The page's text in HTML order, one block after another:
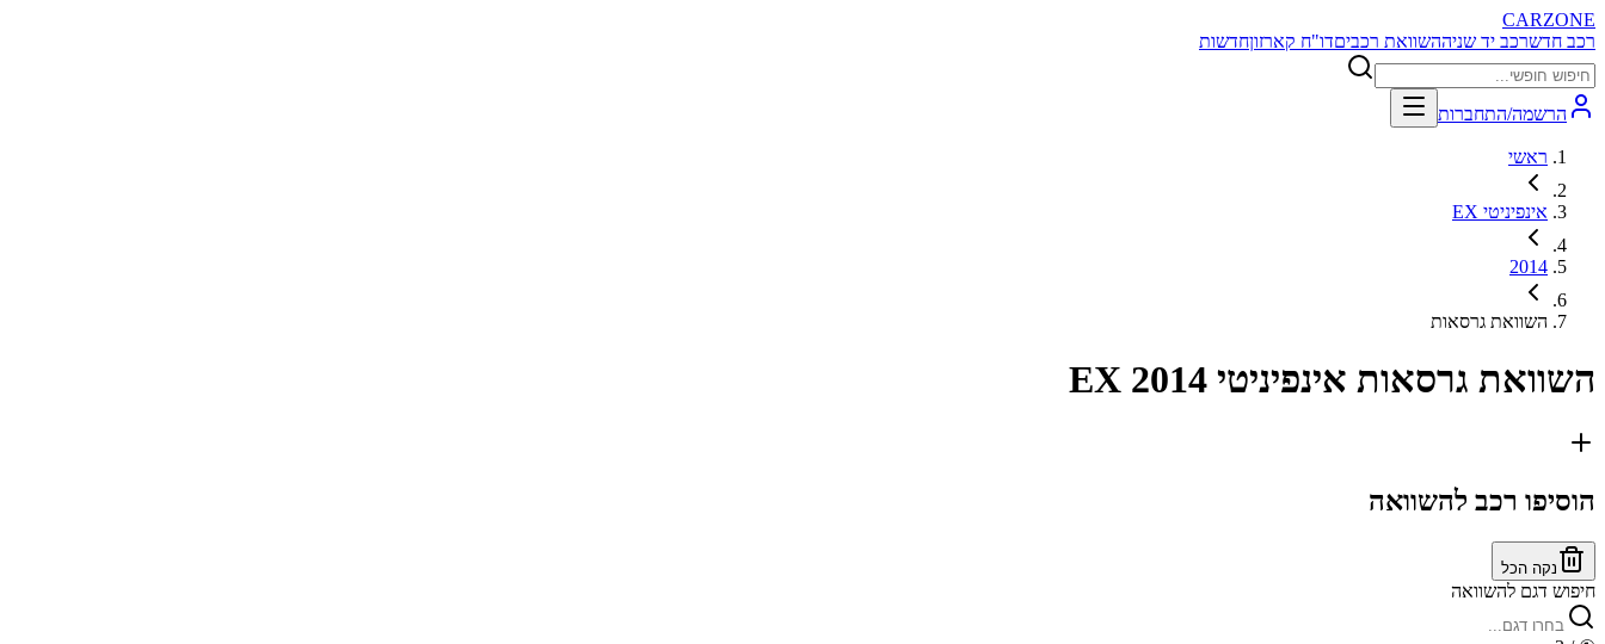
CARZONE
רכב חדשרכב יד שניההשוואת רכביםדו"ח קארזוןחדשות
הרשמה/התחברות
ראשי
אינפיניטי EX
2014
השוואת גרסאות
השוואת גרסאות אינפיניטי EX 2014
הוסיפו רכב להשוואה
נקה הכל
חיפוש דגם להשוואה